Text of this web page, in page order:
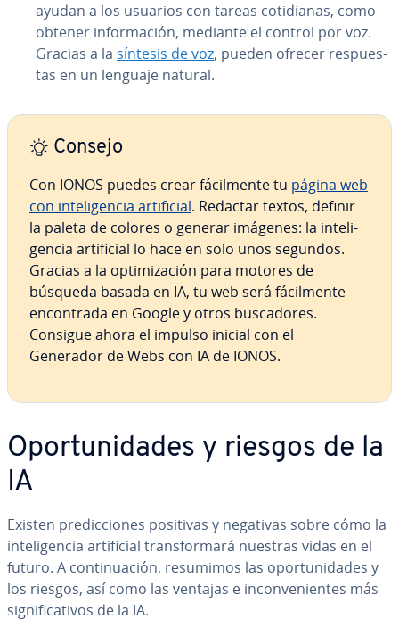
ayudan a los usuarios con tareas co­ti­dia­nas, como
obtener in­fo­r­ma­ción, mediante el control por voz.
Gracias a la síntesis de voz, pueden ofrecer re­s­pue­s­
tas en un lenguaje natural.
Consejo
Con IONOS puedes crear fá­ci­l­me­n­te tu página web
con in­te­li­ge­n­cia ar­ti­fi­cial. Redactar textos, definir
la paleta de colores o generar imágenes: la in­te­li­
ge­n­cia ar­ti­fi­cial lo hace en solo unos segundos.
Gracias a la op­ti­mi­za­ción para motores de
búsqueda basada en IA, tu web será fá­ci­l­me­n­te
en­co­n­tra­da en Google y otros bu­s­ca­do­res.
Consigue ahora el impulso inicial con el
Generador de Webs con IA de IONOS.
Opo­r­tu­ni­da­des y riesgos de la
IA
Existen pre­di­c­cio­nes positivas y negativas sobre cómo la
in­te­li­ge­n­cia ar­ti­fi­cial tra­n­s­fo­r­ma­rá nuestras vidas en el
futuro. A co­n­ti­nua­ción, resumimos las opo­r­tu­ni­da­des y
los riesgos, así como las ventajas e in­co­n­ve­nie­n­tes más
si­g­ni­fi­ca­ti­vos de la IA.